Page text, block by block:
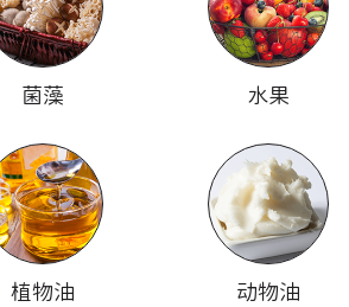
菌藻 水果
植物油 动物油